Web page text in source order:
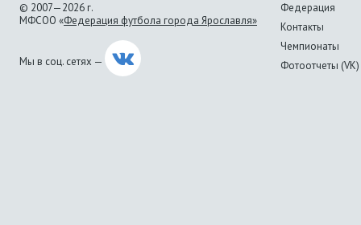
© 2007—2026 г.
МФСОО «Федерация футбола города Ярославля»
Мы в соц. сетях —
Федерация
Контакты
Чемпионаты
Фотоотчеты (VK)